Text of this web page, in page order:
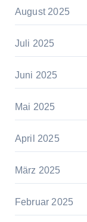
August 2025
Juli 2025
Juni 2025
Mai 2025
April 2025
März 2025
Februar 2025